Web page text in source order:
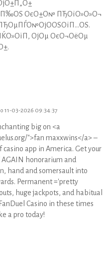
ОєО±О№ ПЂОїО»О»О¬
ОјОµ ОєО¬ОёОµ
11-03-2026 09:34:37
big on <a
">fan maxxwins</a> –
app in America. Get your
AGAIN honorarium and
hand and somersault into
Permanent ='pretty
huge jackpots, and habitual
Casino in these times
a pro today!